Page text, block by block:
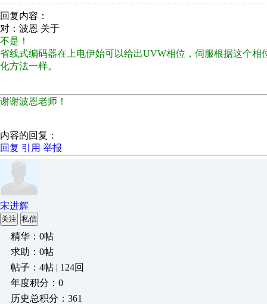
回复内容：
对：波恩 关于
不是！
省线式编码器在上电伊始可以给出UVW相位，伺服根据这个
化方法一样。
谢谢波恩老师！
内容的回复：
回复 引用 举报
宋进辉
关注 私信
精华：0帖
求助：0帖
帖子：4帖 | 124回
年度积分：0
历史总积分：361